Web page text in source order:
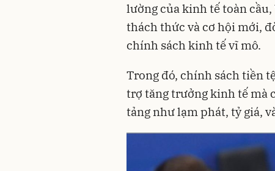
lường của kinh tế toàn
thách thức và cơ hội mới,
chính sách kinh tế vĩ mô.
Trong đó, chính sách tiền
trợ tăng trưởng kinh tế mà
tảng như lạm phát, tỷ giá,